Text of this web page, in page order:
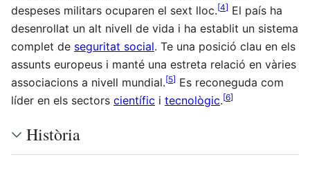
despeses militars ocuparen el sext lloc.[4] El país ha
desenrollat un alt nivell de vida i ha establit un sistema
complet de seguritat social. Te una posició clau en els
assunts europeus i manté una estreta relació en vàries
associacions a nivell mundial.[5] Es reconeguda com
líder en els sectors científic i tecnològic.[6]
Història